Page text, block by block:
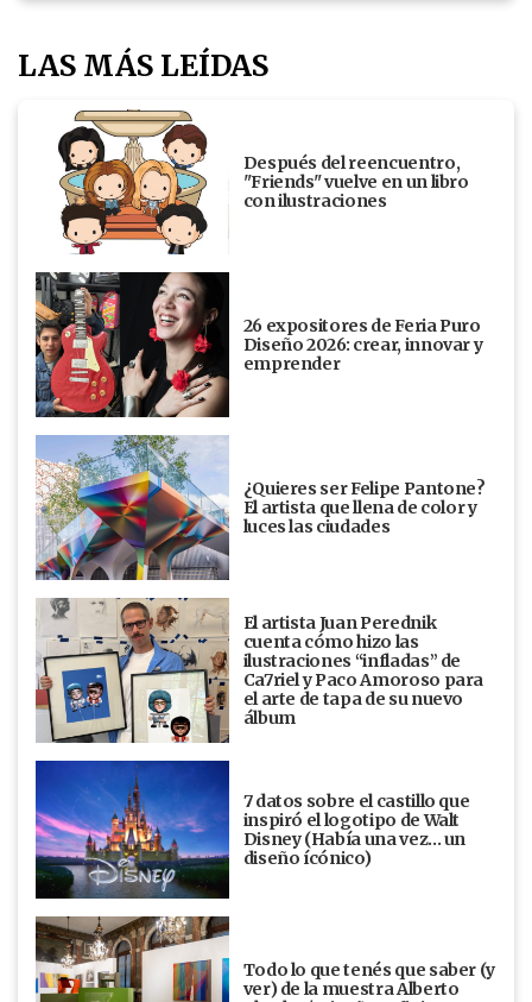
LAS MÁS LEÍDAS
Después del reencuentro,
"Friends" vuelve en un libro
con ilustraciones
26 expositores de Feria Puro
Diseño 2026: crear, innovar y
emprender
¿Quieres ser Felipe Pantone?
El artista que llena de color y
luces las ciudades
El artista Juan Perednik
cuenta cómo hizo las
ilustraciones “infladas” de
Ca7riel y Paco Amoroso para
el arte de tapa de su nuevo
álbum
7 datos sobre el castillo que
inspiró el logotipo de Walt
Disney (Había una vez... un
diseño ícónico)
Todo lo que tenés que saber (y
ver) de la muestra Alberto